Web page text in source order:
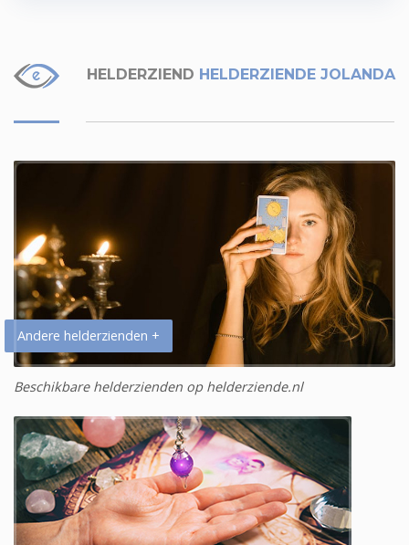
HELDERZIEND HELDERZIENDE JOLANDA
Andere helderzienden +
Beschikbare helderzienden op helderziende.nl